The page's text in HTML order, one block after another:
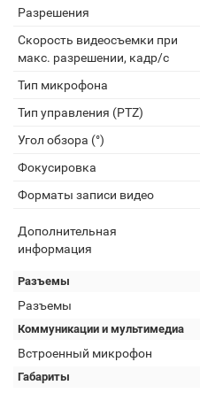
Разрешения
Скорость видеосъемки при
макс. разрешении, кадр/с
Тип микрофона
Тип управления (PTZ)
Угол обзора (°)
Фокусировка
Форматы записи видео
Дополнительная
информация
Разъемы
Разъемы
Коммуникации и мультимедиа
Встроенный микрофон
Габариты